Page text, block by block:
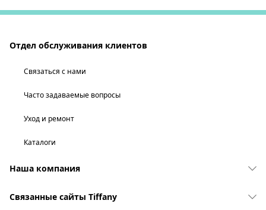
Отдел обслуживания клиентов
Связаться с нами
Часто задаваемые вопросы
Уход и ремонт
Каталоги
Наша компания
Связанные сайты Tiffany